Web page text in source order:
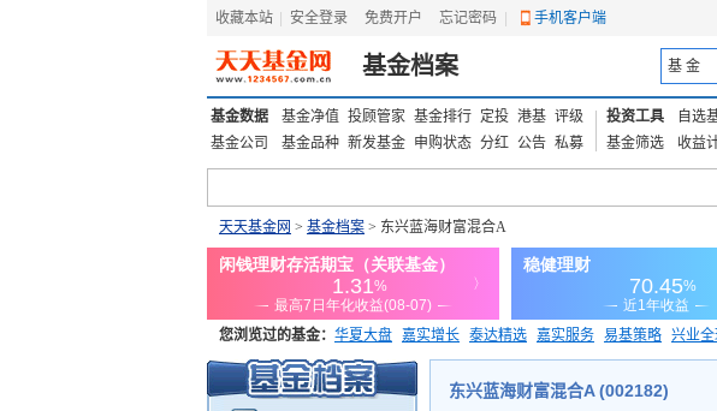
收藏本站 安全登录 免费开户 忘记密码 手机客户端
基金档案 基 金
基金数据 基金净值 投顾管家 基金排行 定投 港基 评级
基金公司
基金品种 新发基金 申购状态 分红 公告 私募
投资工具 自选
基金筛选
收益
天天基金网 > 基金档案 > 东兴蓝海财富混合A
您浏览过的基金： 华夏大盘 嘉实增长 泰达精选 嘉实服务 易基策略 兴业
添富优势 华安宏利 上证180价值ETF
东兴蓝海财富混合A (002182)